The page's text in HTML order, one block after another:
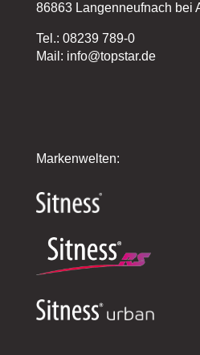
86863 Langenneufnach bei
Tel.: 08239 789-0
Mail: info@topstar.de
Markenwelten: